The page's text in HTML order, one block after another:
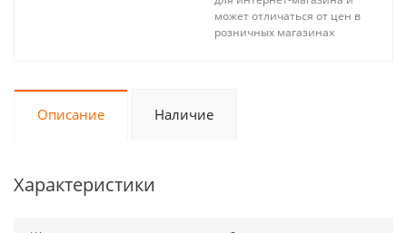
может отличаться от цен в
розничных магазинах
Описание Наличие
Характеристики